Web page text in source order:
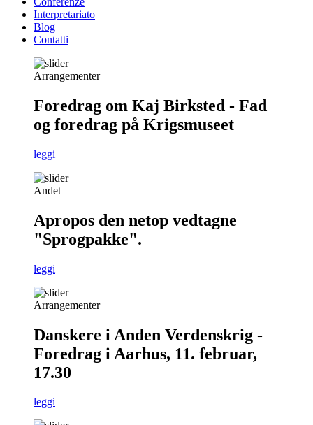
Interpretariato
Blog
Contatti
Arrangementer
Foredrag om Kaj Birksted - Fad
og foredrag på Krigsmuseet
leggi
Andet
Apropos den netop vedtagne
"Sprogpakke".
leggi
Arrangementer
Danskere i Anden Verdenskrig -
Foredrag i Aarhus, 11. februar,
17.30
leggi